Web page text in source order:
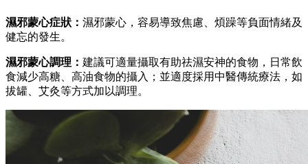
濕邪蒙心症狀： 濕邪蒙心，容易導致焦慮、煩躁等負面情緒及
健忘的發生。
濕邪蒙心調理： 建議可適量攝取有助祛濕安神的食物，日常飲
食減少高糖、高油食物的攝入；並適度採用中醫傳統療法，如
拔罐、艾灸等方式加以調理。